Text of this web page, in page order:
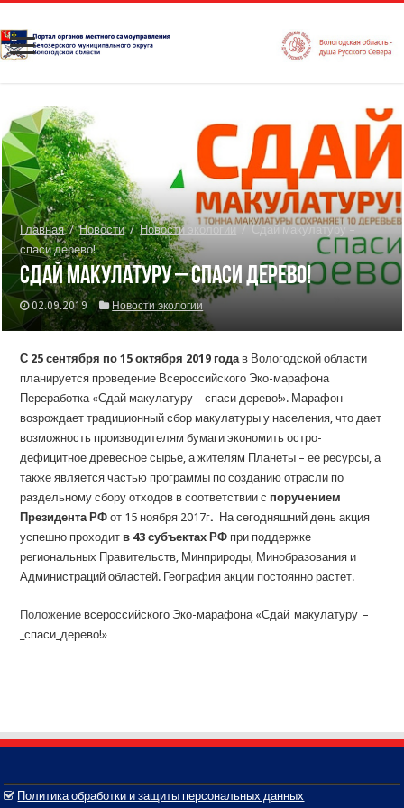
Главная / Новости / Новости экологии / Сдай макулатуру –
спаси дерево!
Сдай макулатуру – спаси дерево!
02.09.2019 Новости экологии
С 25 сентября по 15 октября 2019 годав Вологодской области
планируется проведение Всероссийского Эко-марафона
Переработка «Сдай макулатуру – спаси дерево!». Марафон
возрождает традиционный сбор макулатуры у населения, что дает
возможность производителям бумаги экономить остро-
дефицитное древесное сырье, а жителям Планеты – ее ресурсы, а
также является частью программы по созданию отрасли по
раздельному сбору отходов в соответствии с поручением
Президента РФ от 15 ноября 2017г. На сегодняшний день акция
успешно проходит в 43 субъектах РФ при поддержке
региональных Правительств, Минприроды, Минобразования и
Администраций областей. География акции постоянно растет.
Положение всероссийского Эко-марафона «Сдай_макулатуру_–
_спаси_дерево!»
Политика обработки и защиты персональных данных